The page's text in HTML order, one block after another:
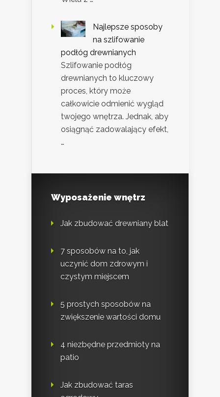
Najlepsze sposoby
na szlifowanie
podłóg drewnianych
Szlifowanie podłóg
drewnianych to kluczowy
proces, który może
całkowicie odmienić wygląd
twojego wnętrza. Jednak, aby
osiągnąć zadowalający efekt,
…
Wyposażenie wnętrz
Jak zbudować drewniany blat
7 sposobów na to, jak
uczynić dom zdrowym i
czystym miejscem
5 prostych sposobów na
zwiększenie wartości domu
4 niezbędne przedmioty na
patio
Jak zbudować taras